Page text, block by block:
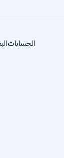
الحسابات